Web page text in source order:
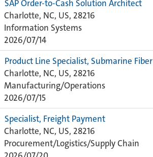
SAP Order-to-Cash Solution Architect
Charlotte, NC, US, 28216
Information Systems
2026/07/14
Product Line Specialist, Submarine Fiber
Charlotte, NC, US, 28216
Manufacturing/Operations
2026/07/15
Specialist, Freight Payment
Charlotte, NC, US, 28216
Procurement/Logistics/Supply Chain